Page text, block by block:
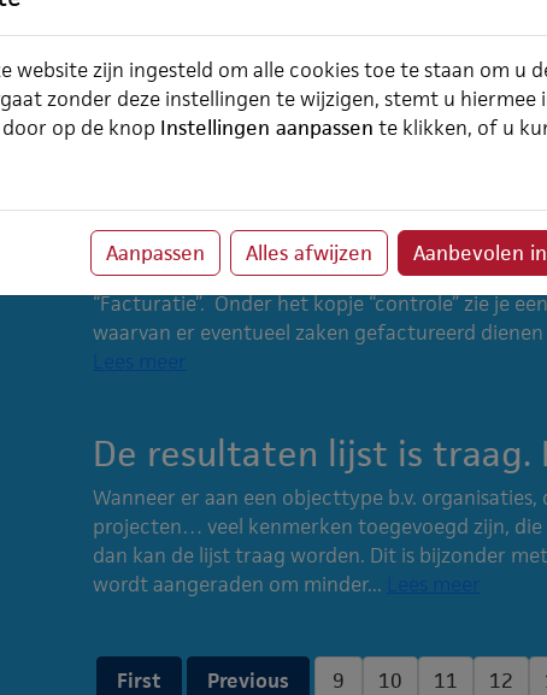
Wanneer je naast verlof het bovenwettelijk
kiezen om twee verschillende verlof projecten
2014 en Bovenwettelijk verlof 2014). Als je in
verlofdagen uitgesplitst wilt...Lees meer
Hoe controleer ik te
Wanneer je de Open Projecturen gaat
“Facturatie”. Onder het kopje “controle” zie je
waarvan er eventueel zaken gefactureerd
Lees meer
De resultaten lijst is traag.
Wanneer er aan een objecttype b.v.
projecten… veel kenmerken toegevoegd zijn,
dan kan de lijst traag worden. Dit is bijzonder
wordt aangeraden om minder... Lees meer
First Previous 9 10 11 12
website zijn ingesteld om alle cookies toe te staan om u
zonder deze instellingen te wijzigen, stemt u hiermee
op de knop Instellingen aanpassen te klikken, of u
Aanpassen Alles afwijzen Aanbevolen